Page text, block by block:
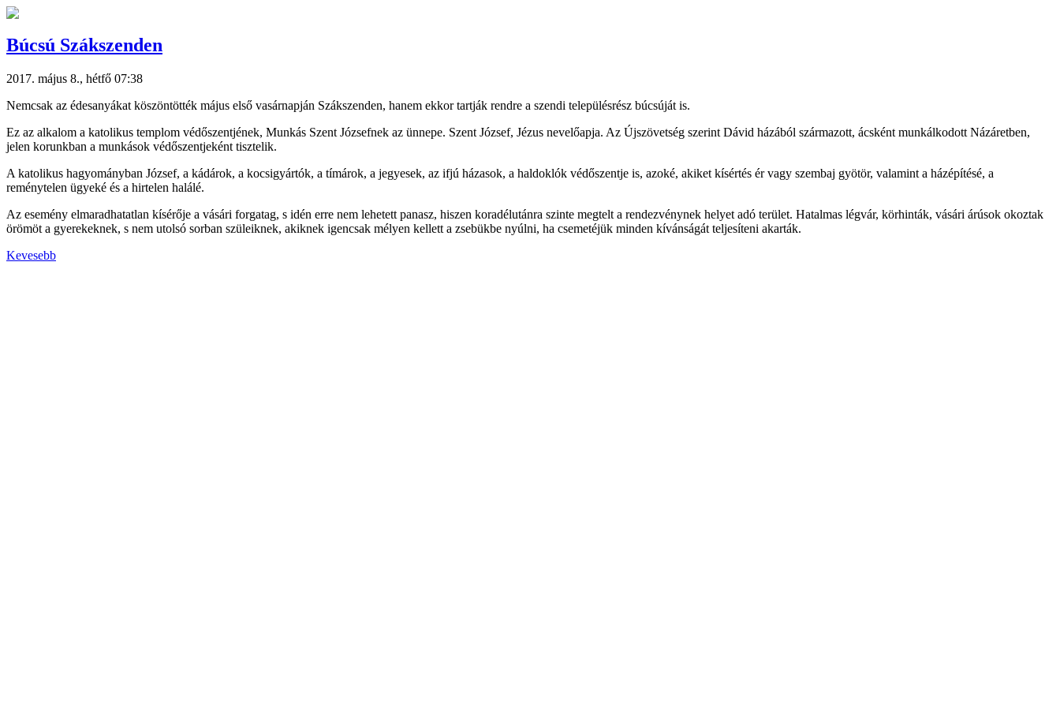
Búcsú Szákszenden
2017. május 8., hétfő 07:38
Nemcsak az édesanyákat köszöntötték május első vasárnapján Szákszenden, hanem ekkor tartják rendre a szendi településrész búcsúját is.
Ez az alkalom a katolikus templom védőszentjének, Munkás Szent Józsefnek az ünnepe. Szent József, Jézus nevelőapja. Az Újszövetség szerint Dávid házából származott, ácsként munkálkodott Názáretben,
jelen korunkban a munkások védőszentjeként tisztelik.
A katolikus hagyományban József, a kádárok, a kocsigyártók, a tímárok, a jegyesek, az ifjú házasok, a haldoklók védőszentje is, azoké, akiket kísértés ér vagy szembaj gyötör, valamint a házépítésé, a
reménytelen ügyeké és a hirtelen halálé.
Az esemény elmaradhatatlan kísérője a vásári forgatag, s idén erre nem lehetett panasz, hiszen koradélutánra szinte megtelt a rendezvénynek helyet adó terület. Hatalmas légvár, körhinták, vásári árúsok okoztak
örömöt a gyerekeknek, s nem utolsó sorban szüleiknek, akiknek igencsak mélyen kellett a zsebükbe nyúlni, ha csemetéjük minden kívánságát teljesíteni akarták.
Kevesebb